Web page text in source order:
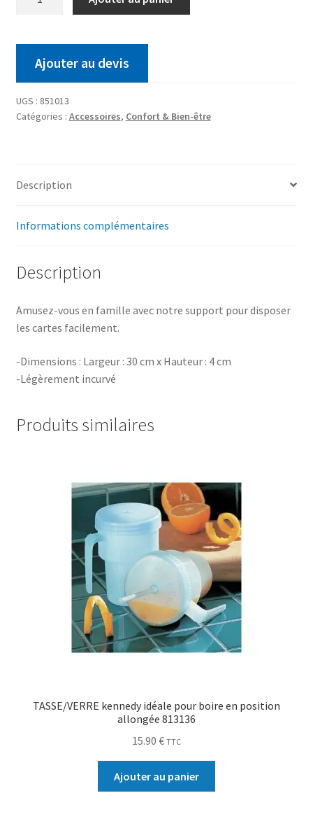
Ajouter au devis
UGS : 851013
Catégories : Accessoires, Confort & Bien-être
Description
Informations complémentaires
Description
Amusez-vous en famille avec notre support pour disposer
les cartes facilement.
-Dimensions : Largeur : 30 cm x Hauteur : 4 cm
-Légèrement incurvé
Produits similaires
TASSE/VERRE kennedy idéale pour boire en position
allongée 813136
15.90 € TTC
Ajouter au panier